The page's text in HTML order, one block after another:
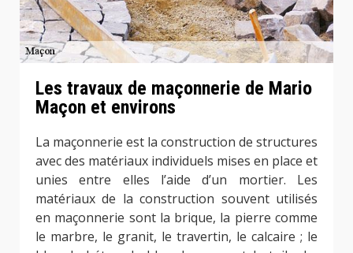
Les travaux de maçonnerie de Mario
Maçon et environs
La maçonnerie est la construction de structures
avec des matériaux individuels mises en place et
unies entre elles l’aide d’un mortier. Les
matériaux de la construction souvent utilisés
en maçonnerie sont la brique, la pierre comme
le marbre, le granit, le travertin, le calcaire ; le